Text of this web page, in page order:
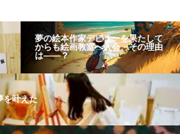
夢の絵本作家デビューを果たして
からも絵画教室へ入会。その理由
は――？
を叶えた